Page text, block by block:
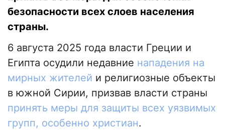
безопасности всех слоев населения
страны.
6 августа 2025 года власти Греции и
Египта осудили недавние нападения на
мирных жителей и религиозные объекты
в южной Сирии, призвав власти страны
принять меры для защиты всех уязвимых
групп, особенно христиан.